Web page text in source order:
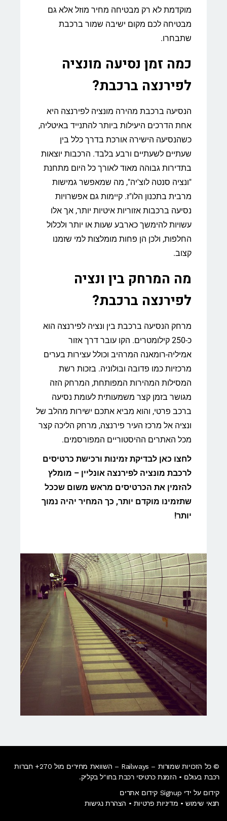
מוקדמת לא רק מבטיחה מחיר מוזל אלא גם
מבטיחה לכם מקום ישיבה שמור ברכבת
שתבחרו.
כמה זמן נסיעה מונציה
לפירנצה ברכבת?
הנסיעה ברכבת מהירה מונציה לפירנצה היא
אחת הדרכים היעילות ביותר להתנייד באיטליה,
כשהנסיעה הישירה אורכת בדרך כלל בין
שעתיים לשעתיים ורבע בלבד. הרכבות יוצאות
בתדירות גבוהה מאוד לאורך כל היום מתחנת
"ונציה סנטה לוצ'יה", מה שמאפשר גמישות
מרבית בתכנון הלו"ז. קיימות גם אפשרויות
נסיעה ברכבות אזוריות איטיות יותר, אך אלו
עשויות להימשך כארבע שעות או יותר ולכלול
החלפות, ולכן הן פחות מומלצות למי שזמנו
קצוב.
מה המרחק בין ונציה
לפירנצה ברכבת?
מרחק הנסיעה ברכבת בין ונציה לפירנצה הוא
כ-250 קילומטרים. הקו עובר דרך אזור
אמיליה-רומאנה המרהיב וכולל עצירות בערים
מרכזיות כמו פדובה ובולוניה. בזכות רשת
המסילות המהירות המפותחת, המרחק הזה
מגושר בזמן קצר משמעותית לעומת נסיעה
ברכב פרטי, והוא מביא אתכם ישירות מהלב של
ונציה אל מרכז העיר פירנצה, מרחק הליכה קצר
מכל האתרים ההיסטוריים המפורסמים.
לחצו כאן לבדיקת זמינות ורכישת כרטיסים
לרכבת מונציה לפירנצה אונליין – מומלץ
להזמין את הכרטיסים מראש משום שככל
שתזמינו מוקדם יותר, כך המחיר יהיה נמוך
יותר!
© כל הזכויות שמורות – Railways – השוואת מחירים מול 270+ חברות
רכבת בעולם • הזמנת כרטיסי רכבת בחו"ל בקליק​.
קידום על ידי Signup קידום אתרים
תנאי שימוש • מדיניות פרטיות • הצהרת נגישות